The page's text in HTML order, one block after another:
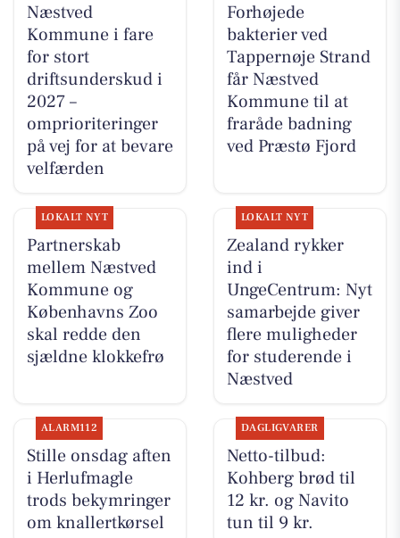
Næstved
Kommune i fare
for stort
driftsunderskud i
2027 –
omprioriteringer
på vej for at bevare
velfærden
Forhøjede
bakterier ved
Tappernøje Strand
får Næstved
Kommune til at
fraråde badning
ved Præstø Fjord
LOKALT NYT
Partnerskab
mellem Næstved
Kommune og
Københavns Zoo
skal redde den
sjældne klokkefrø
LOKALT NYT
Zealand rykker
ind i
UngeCentrum: Nyt
samarbejde giver
flere muligheder
for studerende i
Næstved
ALARM112
Stille onsdag aften
i Herlufmagle
trods bekymringer
om knallertkørsel
DAGLIGVARER
Netto-tilbud:
Kohberg brød til
12 kr. og Navito
tun til 9 kr.